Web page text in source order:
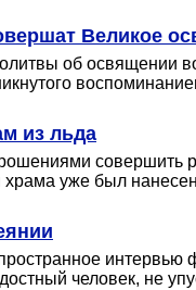
Великое
об
из льда
храма уже был
интервью
человек, не